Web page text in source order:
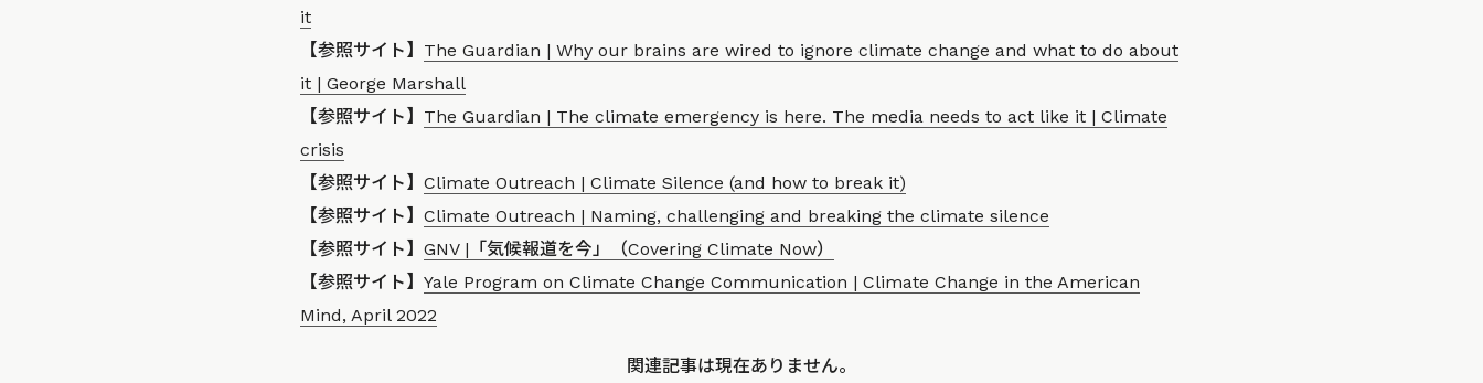
it
【参照サイト】 The Guardian | Why our brains are wired to ignore climate change and what to do about
it | George Marshall
【参照サイト】 The Guardian | The climate emergency is here. The media needs to act like it | Climate
crisis
【参照サイト】 Climate Outreach | Climate Silence (and how to break it)
【参照サイト】 Climate Outreach | Naming, challenging and breaking the climate silence
【参照サイト】 GNV |「気候報道を今」（Covering Climate Now）
【参照サイト】 Yale Program on Climate Change Communication | Climate Change in the American
Mind, April 2022
関連記事は現在ありません。